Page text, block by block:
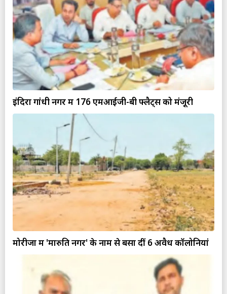
इंदिरा गांधी नगर में 176 एमआईजी-बी फ्लैट्स को मंजूरी
मोरीजा में 'मारुति नगर' के नाम से बसा दीं 6 अवैध कॉलोनियां